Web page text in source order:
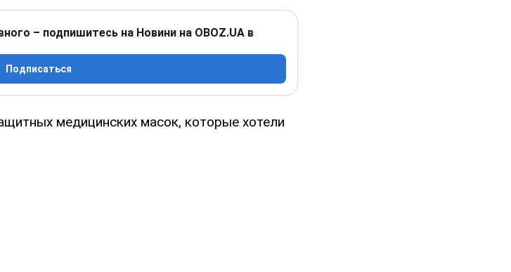
– подпишитесь на Новини на OBOZ.UA в
Подписаться
медицинских масок, которые хотели